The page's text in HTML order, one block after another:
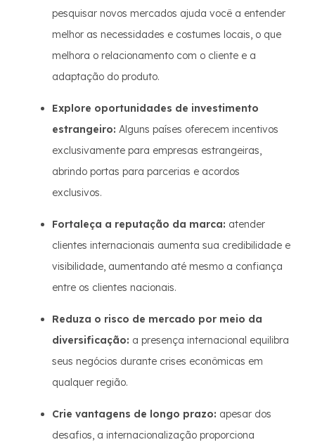
pesquisar novos mercados ajuda você a entender
melhor as necessidades e costumes locais, o que
melhora o relacionamento com o cliente e a
adaptação do produto.
Explore oportunidades de investimento
estrangeiro: Alguns países oferecem incentivos
exclusivamente para empresas estrangeiras,
abrindo portas para parcerias e acordos
exclusivos.
Fortaleça a reputação da marca: atender
clientes internacionais aumenta sua credibilidade e
visibilidade, aumentando até mesmo a confiança
entre os clientes nacionais.
Reduza o risco de mercado por meio da
diversificação: a presença internacional equilibra
seus negócios durante crises econômicas em
qualquer região.
Crie vantagens de longo prazo: apesar dos
desafios, a internacionalização proporciona